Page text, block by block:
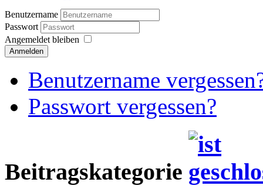
Benutzername
Passwort
Angemeldet bleiben
Anmelden
Benutzername
Passwort vergessen?
Beitragskategorie